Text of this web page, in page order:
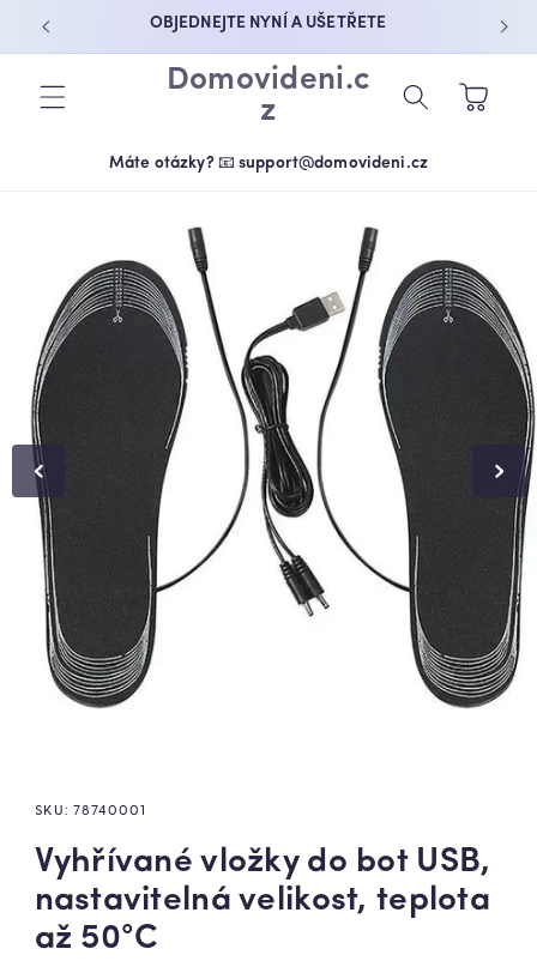
PŘEJÍT K
OBJEDNEJTE NYNÍ A UŠETŘETE
Domovideni.c
z
Košík
Máte otázky? 📧 support@domovideni.cz
PRODUKTU
SKU:78740001
Vyhřívané vložky do bot USB,
nastavitelná velikost, teplota
až 50°C